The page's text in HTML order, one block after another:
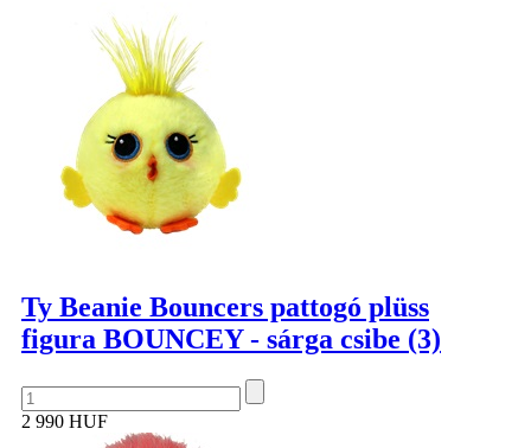
Ty Beanie Bouncers pattogó plüss
figura BOUNCEY - sárga csibe (3)
2 990 HUF